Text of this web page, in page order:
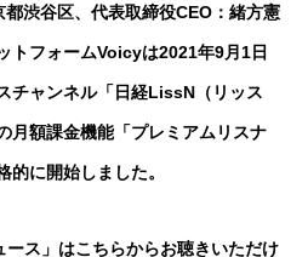
渋谷区、代表取締役CEO：緒方憲
トフォームVoicyは2021年9月1日
チャンネル「日経LissN（リッス
月額課金機能「プレミアムリスナ
的に開始しました。
ス」はこちらからお聴きいただけ